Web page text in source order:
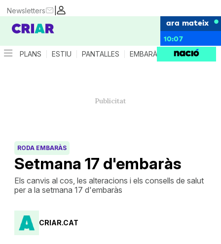
|
Newsletters
ara mateix
10:07
PLANS ESTIU PANTALLES EMBARÀS CRIANÇA
Setmana 17 d'embaràs
RODA EMBARÀS
Els canvis al cos, les alteracions i els consells de salut
per a la setmana 17 d'embaràs
CRIAR.CAT